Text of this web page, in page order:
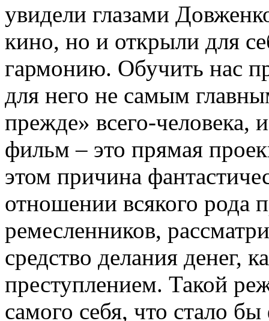
увидели глазами
кино, но и открыли для
гармонию. Обучить нас
для него не самым
прежде» всего-человека,
фильм – это прямая
этом причина
отношении всякого рода
ремесленников,
средство делания денег,
преступлением. Такой
самого себя, что стало